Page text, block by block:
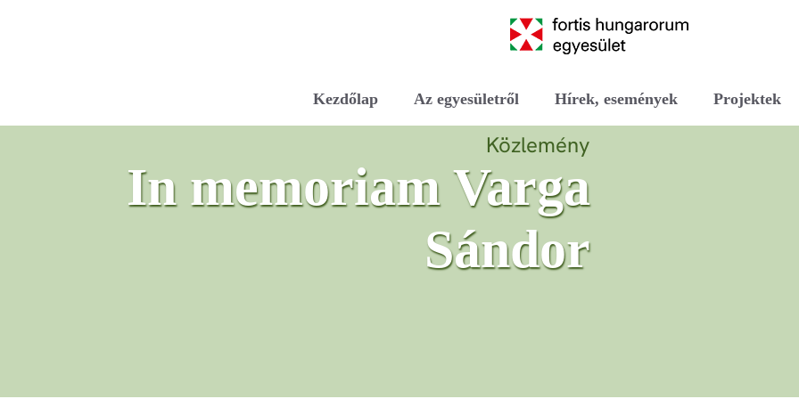
Kezdőlap Az egyesületről Hírek, események Projektek
Közlemény
In memoriam Varga
Sándor